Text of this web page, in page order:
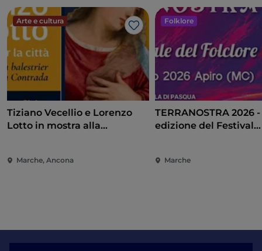
Arte e cultura
Like
Tiziano Vecellio e Lorenzo
Lotto in mostra alla
Marche, Ancona
Folklore
TERRANOSTRA 2026 -
edizione del Festival
Marche